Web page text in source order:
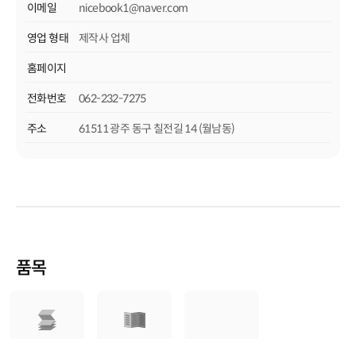
** 보유기계설비 : 대국전4색/2절 4색 옵셋인쇄기 /코닥CTP무현상출력기 /
디지털인쇄 /
스프링제책기 /미싱,오시기,귀도리 등 기타설비보유
이메일 nicebook1@naver.com
영업 형태 제작사 업체
홈페이지
전화번호 062-232-7275
주소 61511 광주 동구 칠전길 14 (월남동)
품목